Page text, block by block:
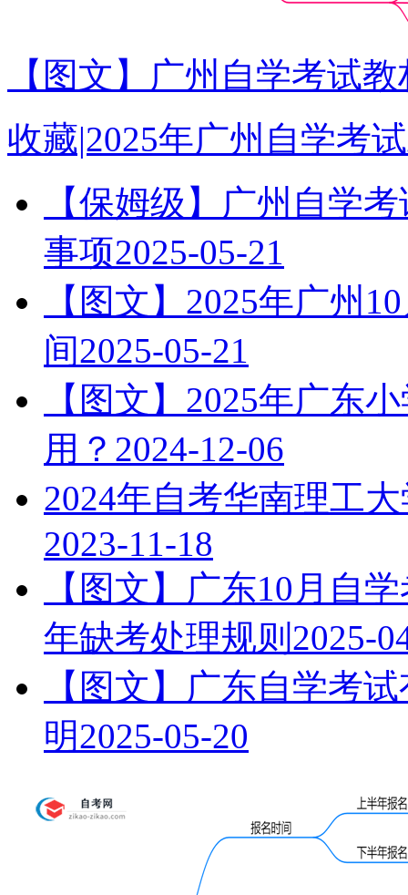
【图文】广州自学考试
收藏|2025年广州自学考
【保姆级】广州自学
事项2025-05-21
【图文】2025年广州
间2025-05-21
【图文】2025年广东
用？ 2024-12-06
2024年自考华南理工
2023-11-18
【图文】广东10月自
年缺考处理规则 2025-
【图文】广东自学考
明2025-05-20